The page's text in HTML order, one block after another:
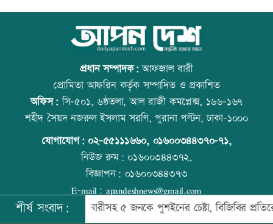
মেহেরপুর সীমান্তে নারীসহ ৫ জনকে পুশইনের
চেষ্টা, বিজিবির প্রতিরোধে ব্যর্থ
থাইল্যান্ডে ১৪ বছরের শিক্ষার্থীর গুলিতে নিহত
৬
জাপানে ধেয়ে আসছে ঘূর্ণিঝড় ডলফিন
আজ বিশ্ব বন্ধু দিবস
প্রতিমন্ত্রীকে ঘিরে ভাইরাল ভিডিওতে ছবি
জুড়ে অপপ্রচার: এলিন
কোরআন-হাদিসে নামাজ না পড়ার শাস্তি
প্রধান সম্পাদক:আফজাল বারী
প্রোমিতা আফরিন কর্তৃক সম্পাদিত ও প্রকাশিত
অফিস:সি-৫০১, ৬ষ্ঠতলা, আল রাজী কমপ্লেক্স, ১৬৬-১৬৭
শহীদ সৈয়দ নজরুল ইসলাম সরণি, পুরানা পল্টন, ঢাকা-১০০০
যোগাযোগ: ০২-৫৫১১১৬৬০, ০১৬০০৩৪৪৩৭০-৭১,
নিউজ রুম:০১৬০০৩৪৪৩৭২,
বিজ্ঞাপন: ০১৬০০৩৪৪৩৭৩
E-mail: apandeshnews@gmail.com
©২০২৬ |আপন দেশ ডটকমকর্তৃক সর্বসত্ব ® সংরক্ষিত | উন্নয়নে
শীর্ষ সংবাদ:
সীমান্তে নারীসহ ৫ জনকে পুশইনের চেষ্টা, বিজিবির প্রতিরোধে ব্যর্থ